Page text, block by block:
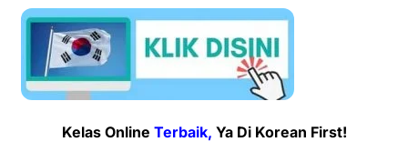
Kelas Online Terbaik, Ya Di Korean First!